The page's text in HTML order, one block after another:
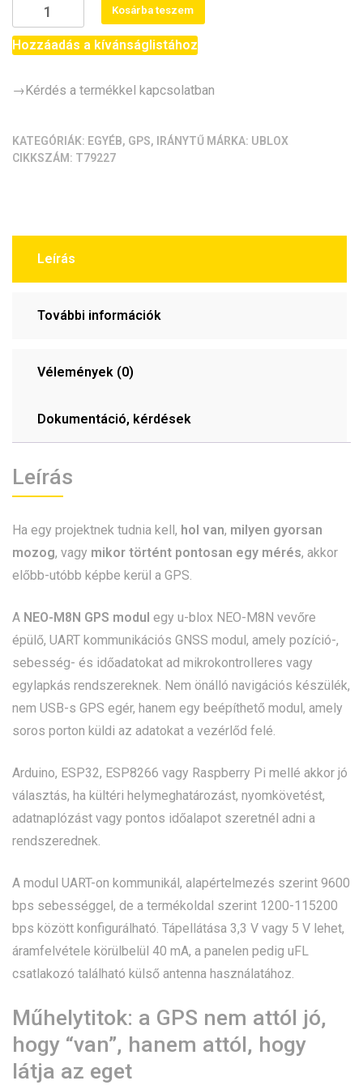
modul
(NEO-
mennyiség
Kosárba teszem
Hozzáadás a kívánságlistához
→Kérdés a termékkel kapcsolatban
KATEGÓRIÁK: EGYÉB, GPS, IRÁNYTŰ MÁRKA: UBLOX
CIKKSZÁM: T79227
Leírás
További információk
Vélemények (0)
Dokumentáció, kérdések
Leírás
Ha egy projektnek tudnia kell, hol van, milyen gyorsan
mozog, vagy mikor történt pontosan egy mérés, akkor
előbb-utóbb képbe kerül a GPS.
A NEO-M8N GPS modul egy u-blox NEO-M8N vevőre
épülő, UART kommunikációs GNSS modul, amely pozíció-,
sebesség- és időadatokat ad mikrokontrolleres vagy
egylapkás rendszereknek. Nem önálló navigációs készülék,
nem USB-s GPS egér, hanem egy beépíthető modul, amely
soros porton küldi az adatokat a vezérlőd felé.
Arduino, ESP32, ESP8266 vagy Raspberry Pi mellé akkor jó
választás, ha kültéri helymeghatározást, nyomkövetést,
adatnaplózást vagy pontos időalapot szeretnél adni a
rendszerednek.
A modul UART-on kommunikál, alapértelmezés szerint 9600
bps sebességgel, de a termékoldal szerint 1200-115200
bps között konfigurálható. Tápellátása 3,3 V vagy 5 V lehet,
áramfelvétele körülbelül 40 mA, a panelen pedig uFL
csatlakozó található külső antenna használatához.
Műhelytitok: a GPS nem attól jó,
hogy “van”, hanem attól, hogy
látja az eget